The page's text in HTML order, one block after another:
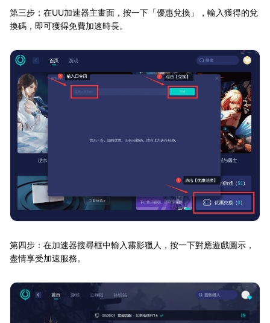
第三步：在UU加速器主畫面，按一下「優惠兌換」，輸入獲得的兌
換碼，即可獲得免費加速時長。
第四步：在加速器搜尋框中輸入霧影獵人，按一下對應遊戲圖示，
盡情享受加速服務。